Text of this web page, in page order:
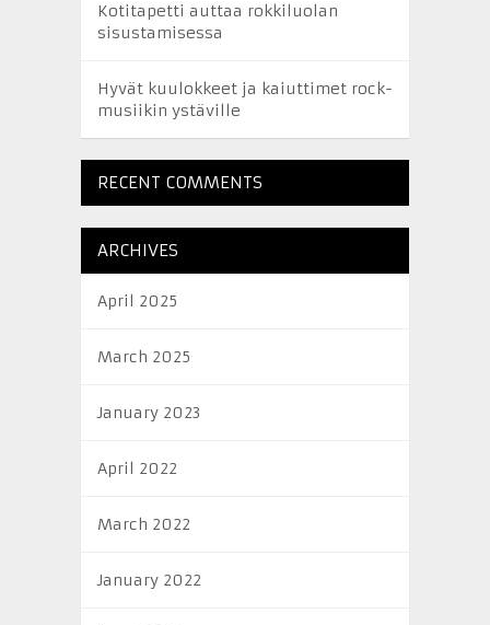
Kotitapetti auttaa rokkiluolan
sisustamisessa
Hyvät kuulokkeet ja kaiuttimet rock-
musiikin ystäville
RECENT COMMENTS
ARCHIVES
April 2025
March 2025
January 2023
April 2022
March 2022
January 2022